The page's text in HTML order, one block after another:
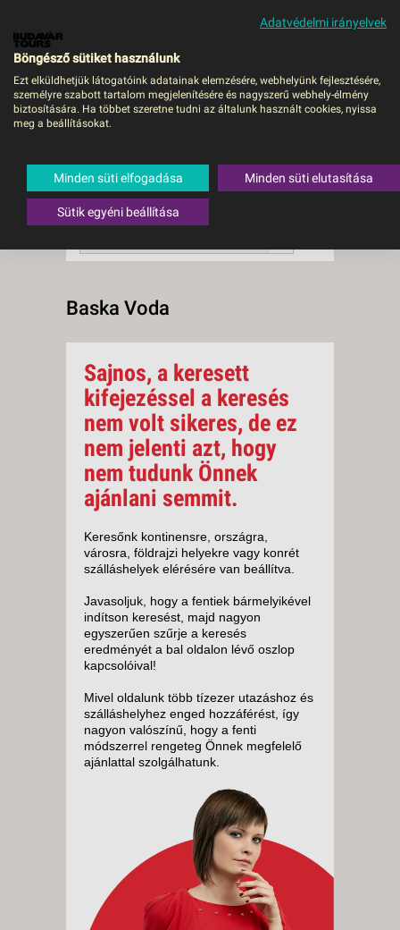
MENÜ
Baska Voda
megfelelő utazásttaláltunk.
A keresővel tovább szűkítheti a
találati listát!
RENDEZÉS:
Baska Voda
Sajnos, a keresett
kifejezéssel a keresés
nem volt sikeres, de ez
nem jelenti azt, hogy
nem tudunk Önnek
ajánlani semmit.
Keresőnk kontinensre, országra,
városra, földrajzi helyekre vagy konrét
szálláshelyek elérésére van beállítva.
Javasoljuk, hogy a fentiek bármelyikével
indítson keresést, majd nagyon
egyszerűen szűrje a keresés
eredményét a bal oldalon lévő oszlop
kapcsolóival!
Mivel oldalunk több tízezer utazáshoz és
szálláshelyhez enged hozzáférést, így
nagyon valószínű, hogy a fenti
módszerrel rengeteg Önnek megfelelő
ajánlattal szolgálhatunk.
Adatvédelmi irányelvek
Böngésző sütiket használunk
Ezt elküldhetjük látogatóink adatainak elemzésére, webhelyünk fejlesztésére,
személyre szabott tartalom megjelenítésére és nagyszerű webhely-élmény
biztosítására. Ha többet szeretne tudni az általunk használt cookies, nyissa
meg a beállításokat.
Minden süti elfogadása Minden süti elutasítása
Sütik egyéni beállítása